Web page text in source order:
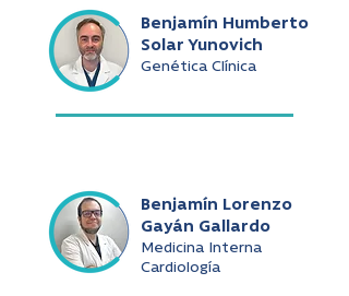
Benjamín Humberto
Solar Yunovich
Genética Clínica
Benjamín Lorenzo
Gayán Gallardo
Medicina Interna
Cardiología